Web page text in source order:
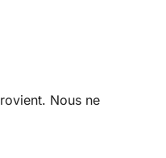
Nous ne